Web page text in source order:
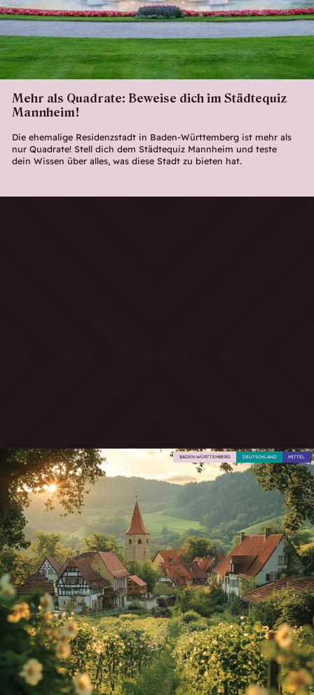
Mehr als Quadrate: Beweise dich im Städtequiz
Mannheim!
Die ehemalige Residenzstadt in Baden-Württemberg ist mehr als
nur Quadrate! Stell dich dem Städtequiz Mannheim und teste
dein Wissen über alles, was diese Stadt zu bieten hat.
MITTEL
DEUTSCHLAND
BADEN-WÜRTTEMBERG